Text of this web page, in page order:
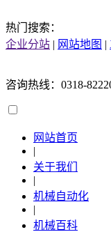
热门搜索：
企业分站 | 网站地图 |
咨询热线：0318-
网站首页
|
关于我们
|
机械自动化
|
机械百科